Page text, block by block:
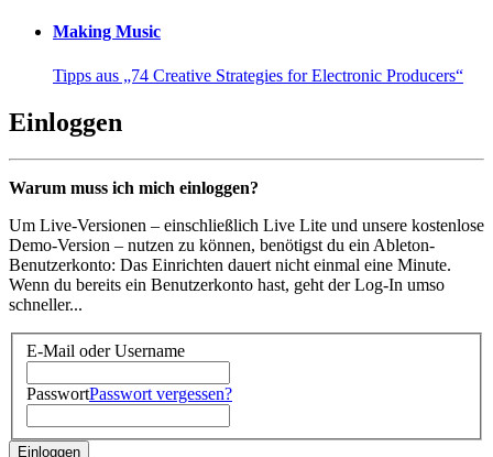
Making Music
Tipps aus „74 Creative Strategies for Electronic Producers“
Einloggen
Warum muss ich mich einloggen?
Um Live-Versionen – einschließlich Live Lite und unsere kostenlose
Demo-Version – nutzen zu können, benötigst du ein Ableton-
Benutzerkonto: Das Einrichten dauert nicht einmal eine Minute.
Wenn du bereits ein Benutzerkonto hast, geht der Log-In umso
schneller...
E-Mail oder Username
PasswortPasswort vergessen?